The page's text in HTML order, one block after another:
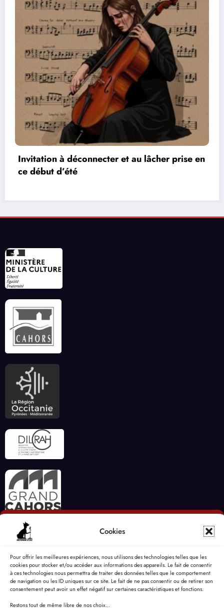
Cookies
Pour offrir les meilleures expériences, nous utilisons des technologies telles que les
cookies pour stocker et/ou accéder aux informations des appareils. Le fait de consentir
à ces technologies nous permettra de traiter des données telles que le comportement
de navigation ou les ID uniques sur ce site. Le fait de ne pas consentir ou de retirer son
consentement peut avoir un effet négatif sur certaines caractéristiques et fonctions.
Restons tout de même libre de nos choix...
Les réseaux de communication entre les
vidéos